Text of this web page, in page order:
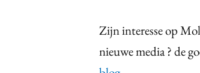
Zijn interesse op
nieuwe media ? de